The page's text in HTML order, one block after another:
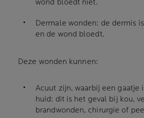
wond bloedt niet.
Dermale wonden: de dermis
en de wond bloedt.
Deze wonden kunnen:
Acuut zijn, waarbij een gaatje
huid: dit is het geval bij kou,
brandwonden, chirurgie of